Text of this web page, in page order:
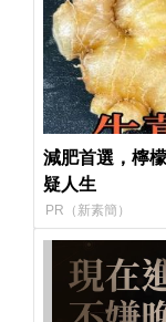
減肥首選，檸
疑人生
PR（新素簡）